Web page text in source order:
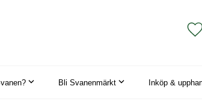
Bli Svanenmärkt Inköp &